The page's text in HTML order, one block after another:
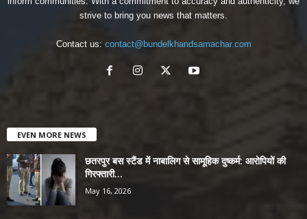
strive to bring you news that matters.
Contact us: contact@bundelkhandsamachar.com
EVEN MORE NEWS
छतरपुर बस स्टैंड में नाबालिग से सामूहिक दुष्कर्म: आरोपियों की
गिरफ्तारी...
May 16, 2026